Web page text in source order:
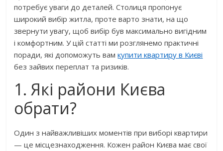
потребує уваги до деталей. Столиця пропонує
широкий вибір житла, проте варто знати, на що
звернути увагу, щоб вибір був максимально вигідним
і комфортним. У цій статті ми розглянемо практичні
поради, які допоможуть вамкупити квартиру в Києві
без зайвих переплат та ризиків.
1. Які райони Києва
обрати?
Один з найважливіших моментів при виборі квартири
— це місцезнаходження. Кожен район Києва має свої